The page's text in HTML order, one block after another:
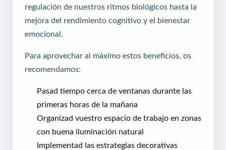
regulación de nuestros ritmos biológicos hasta la
mejora del rendimiento cognitivo y el bienestar
emocional.
Para aprovechar al máximo estos beneficios, os
recomendamos:
Pasad tiempo cerca de ventanas durante las
primeras horas de la mañana
Organizad vuestro espacio de trabajo en zonas
con buena iluminación natural
Implementad las estrategias decorativas